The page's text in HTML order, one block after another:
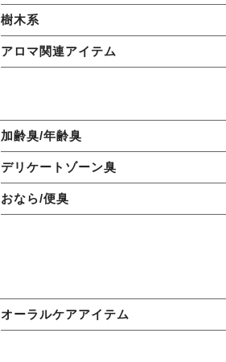
樹木系
アロマ関連アイテム
加齢臭/年齢臭
デリケートゾーン臭
おなら/便臭
オーラルケアアイテム